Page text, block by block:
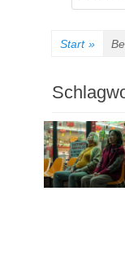
nach:
Start »